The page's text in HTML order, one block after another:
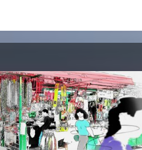
Open Access